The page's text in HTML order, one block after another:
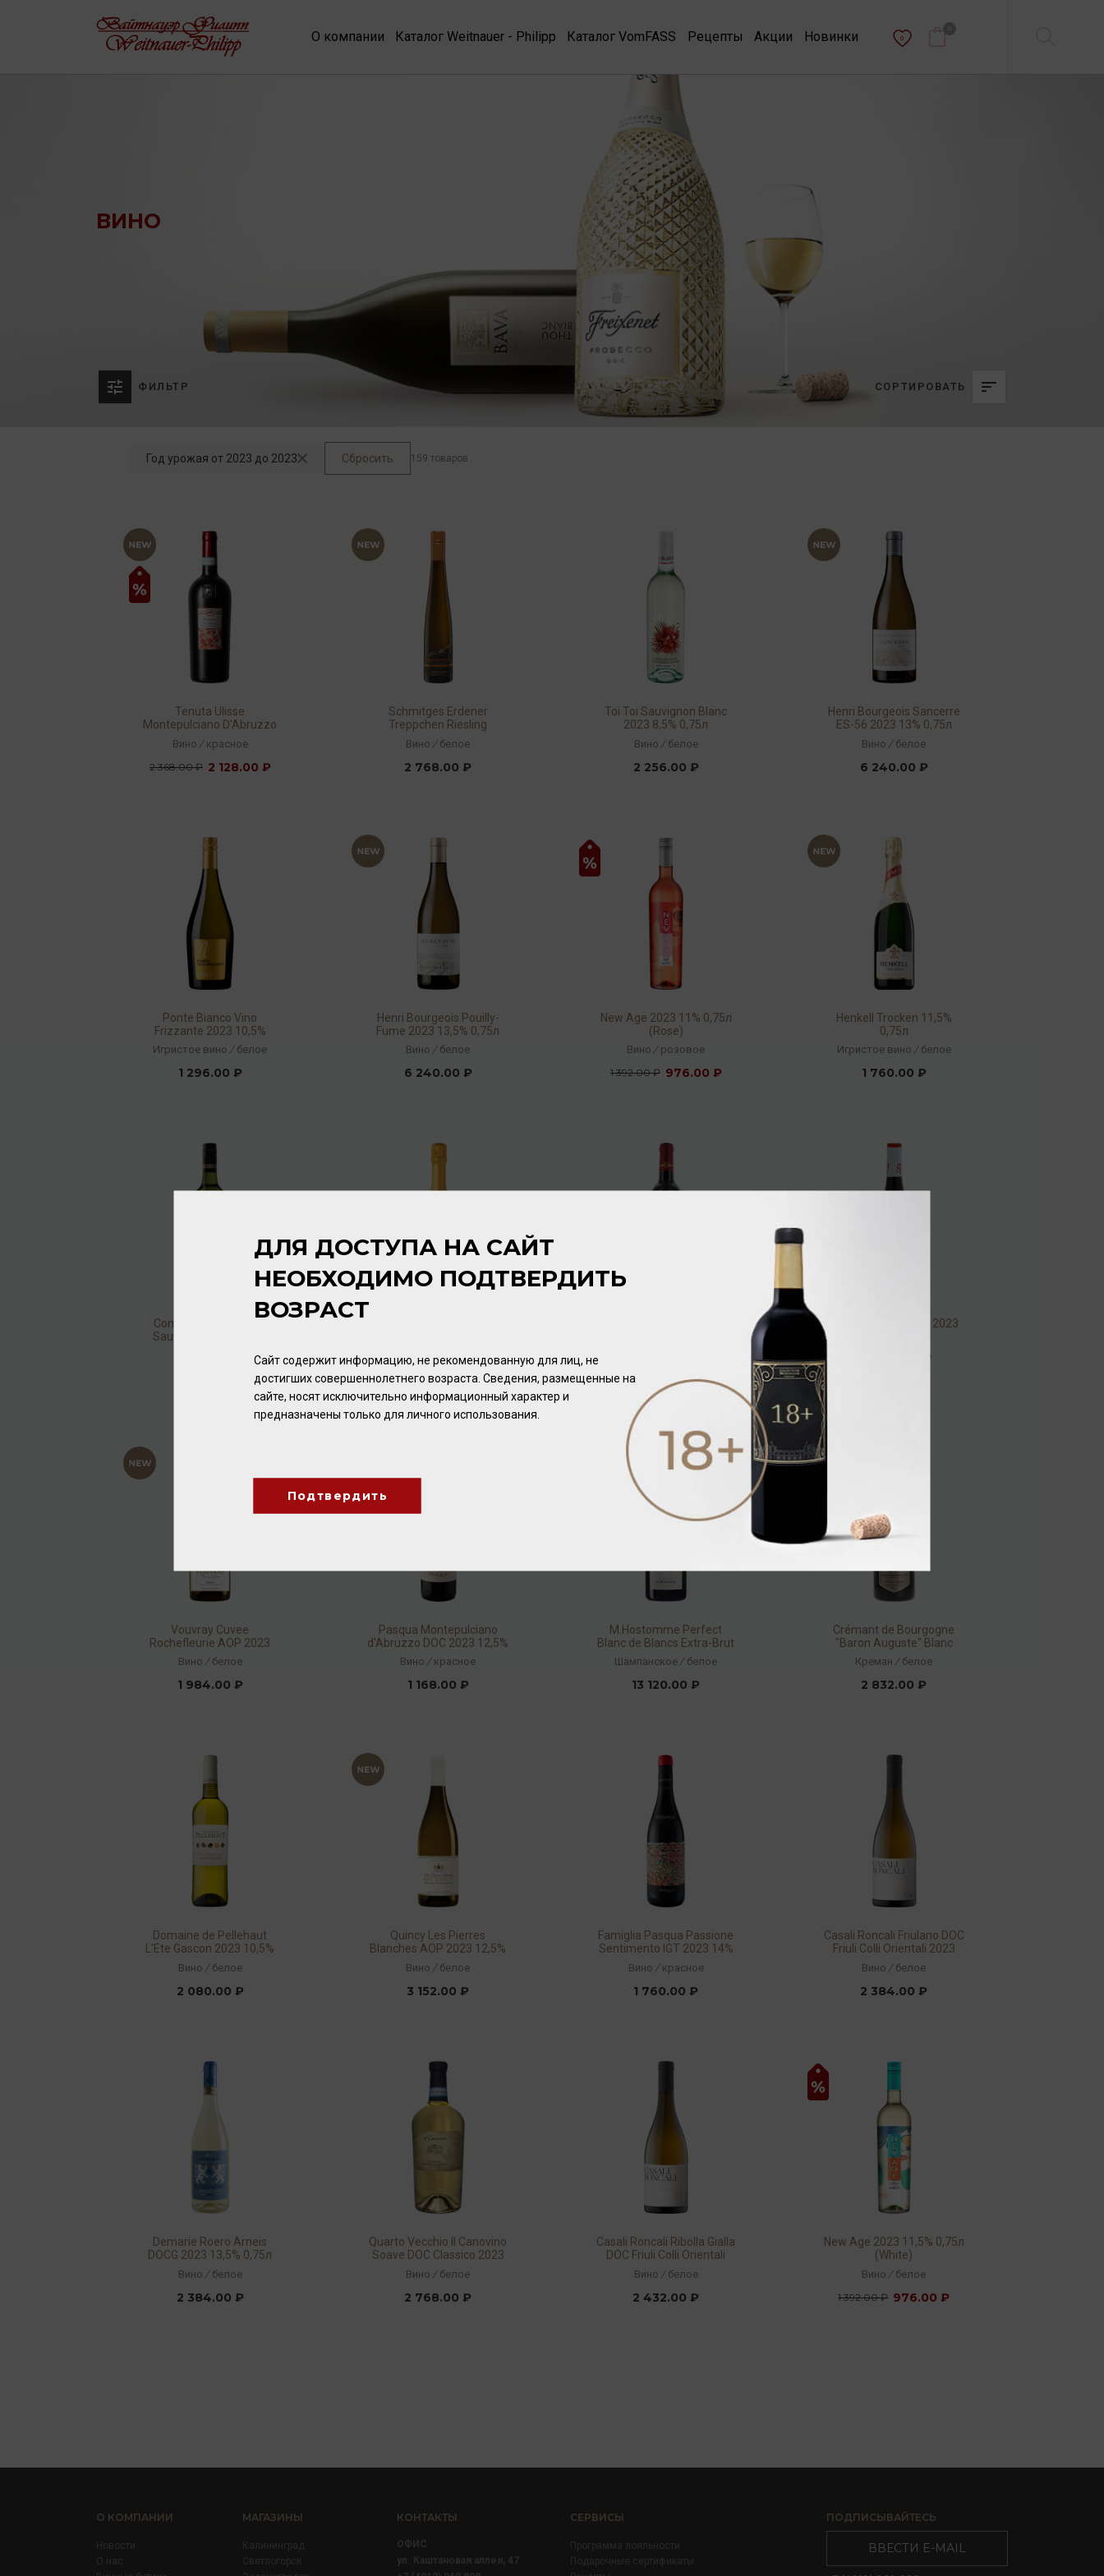
О компании Каталог Weitnauer - Philipp Каталог VomFASS Рецепты Акции Новинки 0
ВИНО
ФИЛЬТР СОРТИРОВАТЬ
Год урожая от 2023 до 2023 Сбросить 159 товаров
Tenuta Ulisse
Montepulciano D'Abruzzo
DOP 2023 14% 0,75л
Вино / красное
2 368.00 ₽ 2 128.00 ₽
Schmitges Erdener
Treppchen Riesling
Auslese 2023 7% 0,375л
Вино / белое
2 768.00 ₽
Toi Toi Sauvignon Blanc
2023 8,5% 0,75л
Вино / белое
2 256.00 ₽
Henri Bourgeois Sancerre
ES-56 2023 13% 0,75л
Вино / белое
6 240.00 ₽
Ponte Bianco Vino
Frizzante 2023 10,5%
Игристое вино / белое
1 296.00 ₽
Henri Bourgeois Pouilly-
Fume 2023 13,5% 0,75л
Вино / белое
6 240.00 ₽
New Age 2023 11% 0,75л
(Rose)
Вино / розовое
1 392.00 ₽ 976.00 ₽
Henkell Trocken 11,5%
0,75л
Игристое вино / белое
1 760.00 ₽
Commissioner's Block
Sauvignon Blanc 2023
Кава / белое
1 600.00 ₽ 1 600.00 ₽
Heredad 26 Mencía 2023
красное
Vouvray Cuvee
Rochefleurie AOP 2023
11,5% 0,75л
Вино / белое
1 984.00 ₽
Pasqua Montepulciano
d'Abruzzo DOC 2023 12,5%
0,75л
Вино / красное
1 168.00 ₽
М.Hostomme Perfect
Blanc de Blancs Extra-Brut
(étui) 12% 0,75л
Шампанское / белое
13 120.00 ₽
Crémant de Bourgogne
"Baron Auguste" Blanc
2023 12% 0,75л
Креман / белое
2 832.00 ₽
Domaine de Pellehaut
L'Ete Gascon 2023 10,5%
0,75л
Вино / белое
2 080.00 ₽
Quincy Les Pierres
Blanches AOP 2023 12,5%
0,75л
Вино / белое
3 152.00 ₽
Famiglia Pasqua Passione
Sentimento IGT 2023 14%
0,75л
Вино / красное
1 760.00 ₽
Casali Roncali Friulano DOC
Friuli Colli Orientali 2023
13% 0,75л
Вино / белое
2 384.00 ₽
Demarie Roero Arneis
DOCG 2023 13,5% 0,75л
Вино / белое
2 384.00 ₽
Quarto Vecchio Il Canovino
Soave DOC Classico 2023
13% 0,75л
Вино / белое
2 768.00 ₽
Casali Roncali Ribolla Gialla
DOC Friuli Colli Orientali
2023 12,5% 0,75л
Вино / белое
2 432.00 ₽
New Age 2023 11,5% 0,75л
(White)
Вино / белое
1 392.00 ₽ 976.00 ₽
О КОМПАНИИ
Новости
О нас
МАГАЗИНЫ
Калининград
Светлогорск
КОНТАКТЫ
ОФИС
ул. Каштановая аллея, 47
СЕРВИСЫ
Программа лояльности
Подарочные сертификаты
ПОДПИСЫВАЙТЕСЬ
ВВЕСТИ E-MAIL
ДЛЯ ДОСТУПА НА САЙТ
НЕОБХОДИМО ПОДТВЕРДИТЬ
ВОЗРАСТ
Сайт содержит информацию, не рекомендованную для лиц, не
достигших совершеннолетнего возраста. Сведения, размещенные на
сайте, носят исключительно информационный характер и
предназначены только для личного использования.
Подтвердить